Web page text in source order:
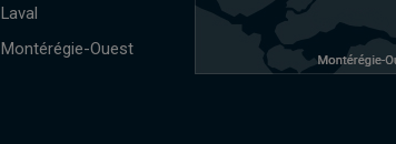
Laval
Montérégie-Ouest